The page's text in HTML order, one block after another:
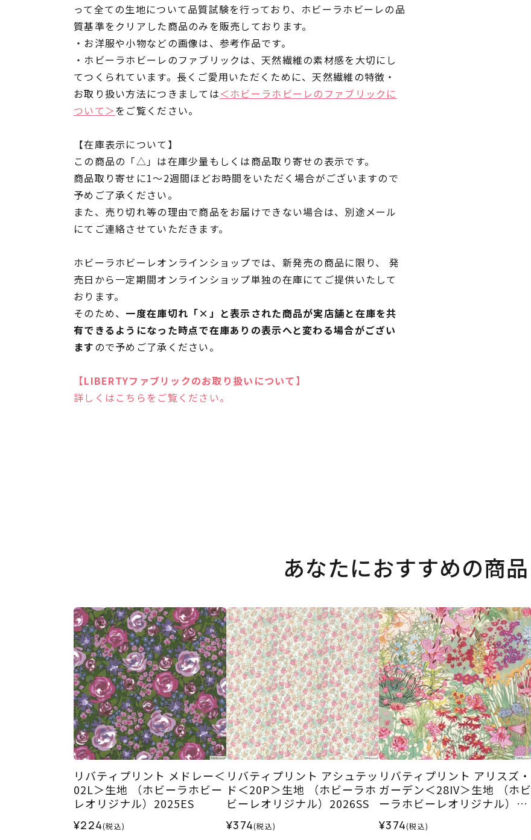
って全ての生地について品質試験を行っており、ホビーラホビーレの品
質基準をクリアした商品のみを販売しております。
・お洋服や小物などの画像は、参考作品です。
・ホビーラホビーレのファブリックは、天然繊維の素材感を大切にし
てつくられています。長くご愛用いただくために、天然繊維の特徴・
お取り扱い方法につきましては＜ホビーラホビーレのファブリックに
ついて＞をご覧ください。
【在庫表示について】
この商品の「△」は在庫少量もしくは商品取り寄せの表示です。
商品取り寄せに1～2週間ほどお時間をいただく場合がございますので
予めご了承ください。
また、売り切れ等の理由で商品をお届けできない場合は、別途メール
にてご連絡させていただきます。
ホビーラホビーレオンラインショップでは、新発売の商品に限り、 発
売日から一定期間オンラインショップ単独の在庫にてご提供いたして
おります。
そのため、 一度在庫切れ「×」と表示された商品が実店舗と在庫を共
有できるようになった時点で在庫ありの表示へと変わる場合がござい
ますので予めご了承ください。
【LIBERTYファブリックのお取り扱いについて】
詳しくはこちらをご覧ください。
あなたにおすすめの商品
リバティプリント メドレー＜
02L＞生地 （ホビーラホビー
レオリジナル）2025ES
¥224(税込)
リバティプリント アシュテッ
ド＜20P＞生地 （ホビーラホ
ビーレオリジナル）2026SS
¥374(税込)
リバティプリント アリスズ・
ガーデン＜28IV＞生地 （ホビ
ーラホビーレオリジナル）20
¥374(税込)